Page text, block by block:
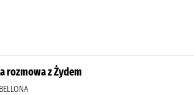
rozmowa z Żydem